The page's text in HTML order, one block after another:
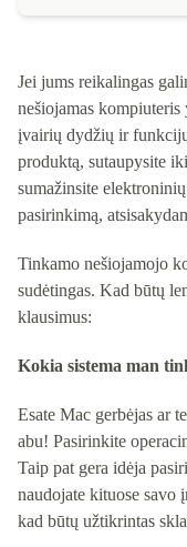
Jei jums reikalingas
nešiojamas
įvairių dydžių ir
produktą, sutaupysite
sumažinsite
pasirinkimą,
Tinkamo nešiojamojo
sudėtingas. Kad būtų
klausimus:
Kokia sistema man
Esate Mac gerbėjas ar
abu! Pasirinkite
Taip pat gera idėja
naudojate kituose savo
kad būtų užtikrintas